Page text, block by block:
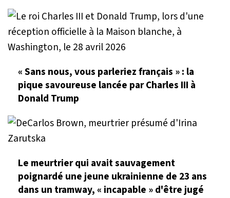
« Sans nous, vous parleriez français » : la
pique savoureuse lancée par Charles III à
Donald Trump
Le meurtrier qui avait sauvagement
poignardé une jeune ukrainienne de 23 ans
dans un tramway, « incapable » d'être jugé